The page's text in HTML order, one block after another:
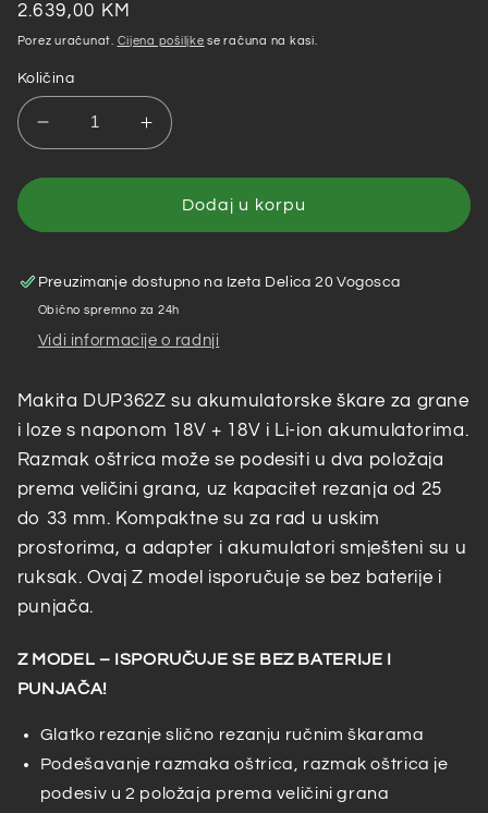
Redovna
cijena
2.639,00 KM
Porez uračunat. Cijena pošiljke se računa na kasi.
Količina
Smanji
količinu
za
–
škare
za
DUP362Z
Povećaj
količinu
za
Makita
–
škare
za
DUP362Z
Dodaj u korpu
Preuzimanje dostupno na Izeta Delica 20 Vogosca
Obično spremno za 24h
Vidi informacije o radnji
Makita DUP362Z su akumulatorske škare za grane
i loze s naponom 18V + 18V i Li-ion akumulatorima.
Razmak oštrica može se podesiti u dva položaja
prema veličini grana, uz kapacitet rezanja od 25
do 33 mm. Kompaktne su za rad u uskim
prostorima, a adapter i akumulatori smješteni su u
ruksak. Ovaj Z model isporučuje se bez baterije i
punjača.
Z MODEL – ISPORUČUJE SE BEZ BATERIJE I
PUNJAČA!
Glatko rezanje slično rezanju ručnim škarama
Podešavanje razmaka oštrica, razmak oštrica je
podesiv u 2 položaja prema veličini grana